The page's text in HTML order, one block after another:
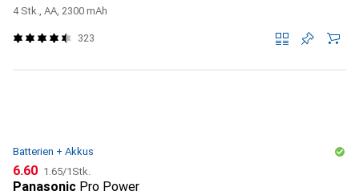
4 Stk., AA, 2300 mAh
323
Batterien + Akkus
CHF
6.60 CHF
1.65/1Stk.
Panasonic Pro Power